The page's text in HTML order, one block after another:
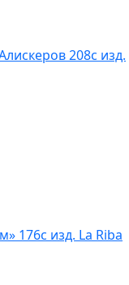
208с изд.